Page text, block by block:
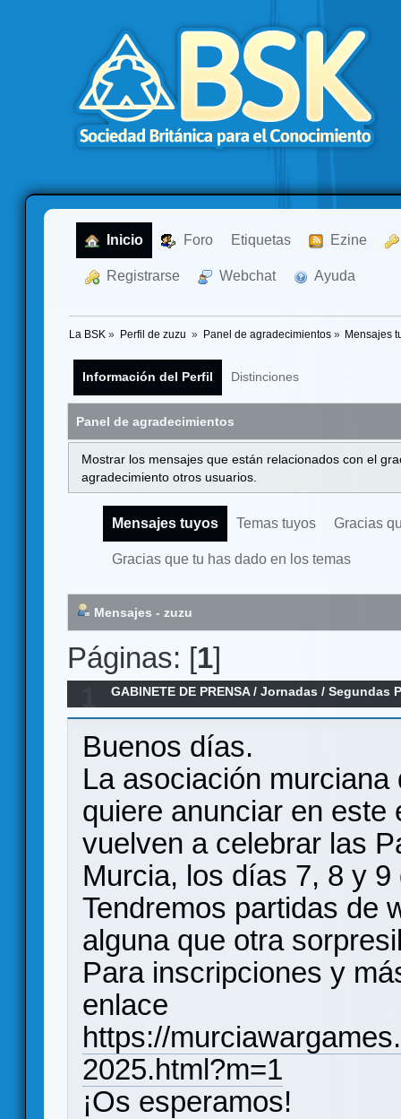
Inicio Foro Etiquetas Ezine
Registrarse Webchat Ayuda
La BSK » Perfil de zuzu » Panel de agradecimientos» Mensajes
Información del Perfil Distinciones
Panel de agradecimientos
Mostrar los mensajes que están relacionados con el
agradecimiento otros usuarios.
Mensajes tuyos Temas tuyos Gracias
Gracias que tu has dado en los temas
Mensajes - zuzu
Páginas: [1]
GABINETE DE PRENSA/Jornadas /Segundas
en Alhama de Murcia
Buenos días.
La asociación
quiere anunciar en
vuelven a celebrar las
Murcia, los días 7, 8 y 9
Tendremos partidas de
alguna que otra
Para inscripciones y
enlace
https://
2025.html?m=1
¡Os esperamos!